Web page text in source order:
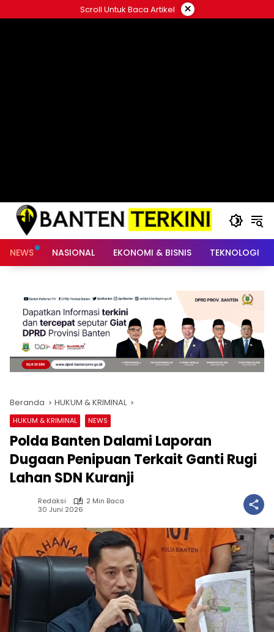
ke
Scroll Untuk Baca Artikel ×
NEWS NASIONAL EKONOMI & BISNIS TEKNOLOGI
Beranda HUKUM & KRIMINAL
HUKUM & KRIMINAL NEWS
Polda Banten Dalami Laporan
Dugaan Penipuan Terkait Ganti Rugi
Lahan SDN Kuranji
Redaksi
2 Min Baca
30 Juni 2026